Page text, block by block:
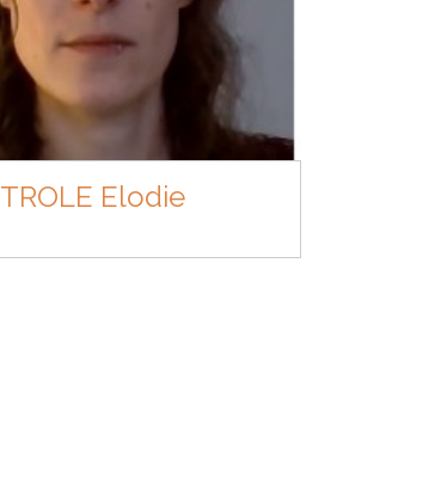
TROLE Elodie